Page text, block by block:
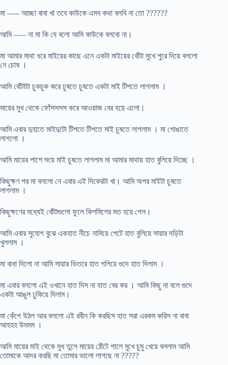
মা —– আচ্ছা বাবা খা তবে কাউকে এসব কথা বলবি না তো ??????
আমি —– না মা কি যে বলো আমি কাউকে বলবো না।
মা আমার মাথা ধরে মাইয়ের কাছে এনে একটা মাইয়ের বোঁটা মুখে পুরে দিয়ে বললো
নে চোষ ।
আমি বোঁটাটা চুকচুক করে চুষতে চুষতে একটা মাই টিপতে লাগলাম ।
মায়ের মুখ থেকে ফোঁসসসস করে আওয়াজ বের হয়ে এলো।
আমি এবার দুহাতে মাইদুটো টিপতে টিপতে মাই চুষতে লাগলাম । মা গোঙাতে
লাগলো ।
আমি মায়ের পাশে শুয়ে মাই চুষতে লাগলাম মা আমার মাথায় হাত বুলিয়ে দিচ্ছে ।
কিছুক্ষণ পর মা বললো নে এবার এই দিকেরটা খা। আমি অপর মাইটা চুষতে
লাগলাম ।
কিছুক্ষণের মধ্যেই বোঁটাগুলো ফুলে কিশমিশের মত হয়ে গেল।
আমি এবার সুযোগ বুঝে একহাত নীচে নামিয়ে পেটে হাত বুলিয়ে সায়ার দড়িটা
খুললাম ।
মা বাধা দিলো না আমি সায়ার ভিতরে হাত গলিয়ে গুদে হাত দিলাম ।
মা এবার বললো এই ওখানে হাত দিস না হাত বের কর । আমি কিছু না বলে গুদে
একটা আঙুল ঢুকিয়ে দিলাম।
মা কেঁপে উঠল আর বললো এই রবীন কি করছিস হাত সরা এরকম করিস না বাবা
আহহহ উমমম ।
আমি মায়ের মাই থেকে মুখ তুলে মায়ের ঠোঁটে গালে মুখে চুমু খেয়ে বললাম আমি
তোমাকে আদর করছি মা তোমার ভালো লাগছে না ?????